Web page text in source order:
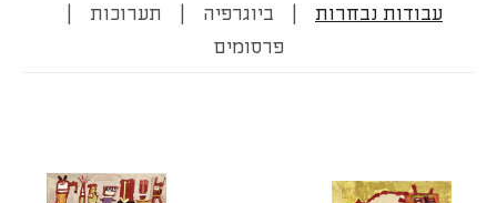
עבודות נבחרות ביוגרפיה תערוכות
פרסומים